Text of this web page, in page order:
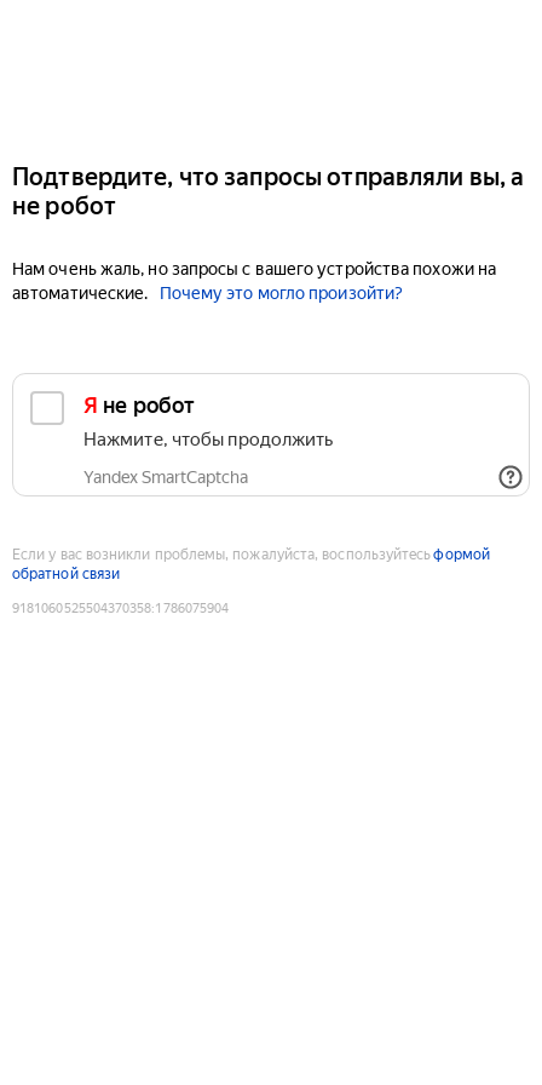
Подтвердите, что запросы отправляли вы, а
не робот
Нам очень жаль, но запросы с вашего устройства похожи на
автоматические.
Почему это могло произойти?
Я не робот
Нажмите, чтобы продолжить
Yandex SmartCaptcha
Если у вас возникли проблемы, пожалуйста, воспользуйтесьформой
обратной связи
9181060525504370358:1786075904